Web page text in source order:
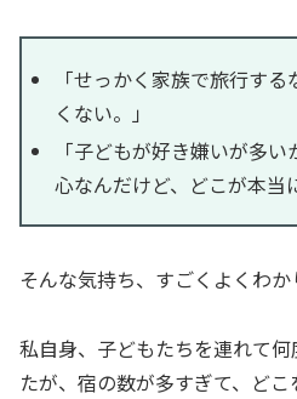
「せっかく家族で旅行す
くない。」
「子どもが好き嫌いが多
心なんだけど、どこが本当
そんな気持ち、すごくよくわか
私自身、子どもたちを連れて
たが、宿の数が多すぎて、ど